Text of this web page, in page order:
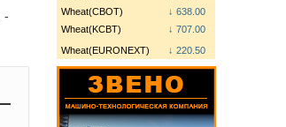
-
Wheat(CBOT)
↓ 638.00
Wheat(KCBT)
↓ 707.00
Wheat(EURONEXT)
↓ 220.50